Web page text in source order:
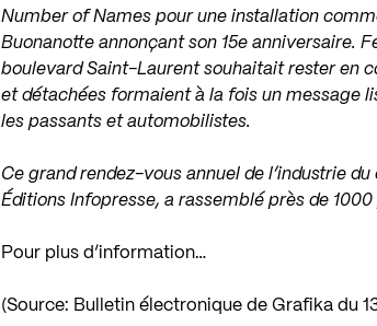
Number of Names pour une installation
Buonanotte annonçant son 15e anniversaire.
boulevard Saint-Laurent souhaitait rester en
et détachées formaient à la fois un message
les passants et automobilistes.
Ce grand rendez-vous annuel de l’industrie
Éditions Infopresse, a rassemblé près de
Pour plus d’information…
(Source: Bulletin électronique de Grafika du